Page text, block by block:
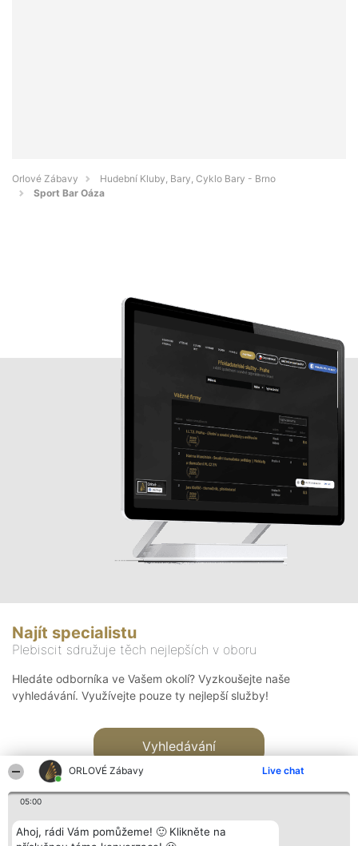
ORLOVÉ Zábavy Live chat
05:00
Ahoj, rádi Vám pomůžeme! 🙂 Klikněte na
Orlové Zábavy
Hudební Kluby, Bary, Cyklo Bary - Brno
Sport Bar Oáza
Najít specialistu
Plebiscit sdružuje těch nejlepších v oboru
Hledáte odborníka ve Vašem okolí? Vyzkoušejte naše
vyhledávání. Využívejte pouze ty nejlepší služby!
Vyhledávání